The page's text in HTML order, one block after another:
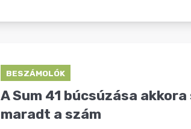
BESZÁMOLÓK
A Sum 41 búcsúzása
maradt a szám